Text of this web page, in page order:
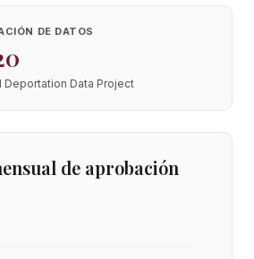
DE DATOS
Deportation Data Project
de aprobación